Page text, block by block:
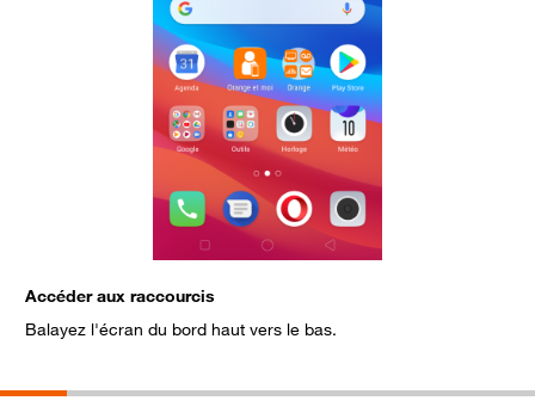
Accéder aux raccourcis
Balayez l'écran du bord haut vers le bas.